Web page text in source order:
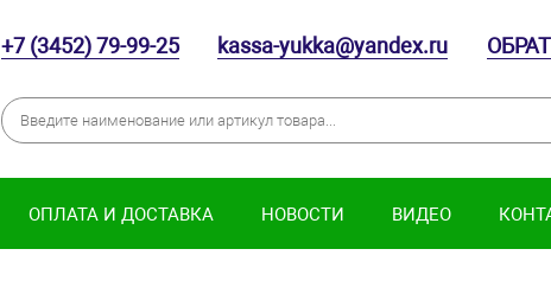
+7 (3452) 79-99-25 kassa-yukka@yandex.ru
ОПЛАТА И ДОСТАВКА НОВОСТИ ВИДЕО